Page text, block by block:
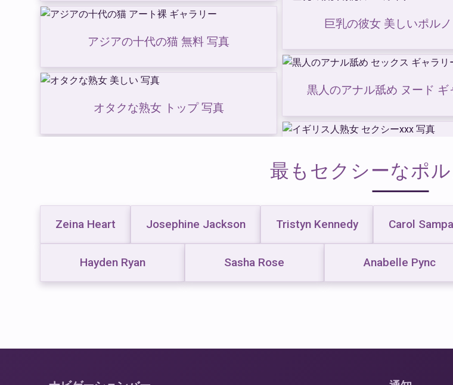
アジアの十代の猫 無料 写真
オタクな熟女 トップ 写真
巨乳の彼女 美しいポル
黒人のアナル舐め ヌード ギ
最もセクシーなポ
Zeina Heart Josephine Jackson Tristyn Kennedy Carol
Hayden Ryan Sasha Rose Anabelle Pync